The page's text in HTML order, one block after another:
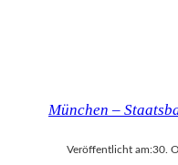
München –
Veröffentlicht am:30.